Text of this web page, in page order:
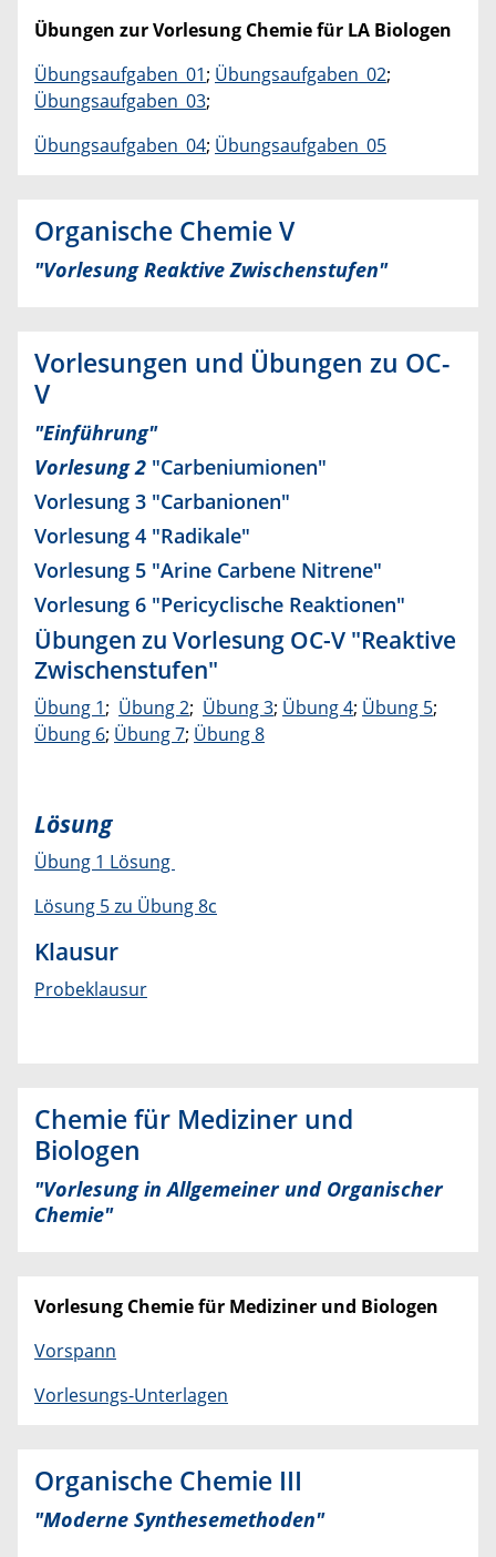
Übungen zur Vorlesung Chemie für LA Biologen
Übungsaufgaben_01; Übungsaufgaben_02;
Übungsaufgaben_03;
Übungsaufgaben_04; Übungsaufgaben_05
Organische Chemie V
"Vorlesung Reaktive Zwischenstufen"
Vorlesungen und Übungen zu OC-
V
"Einführung"
Vorlesung 2 "Carbeniumionen"
Vorlesung 3 "Carbanionen"
Vorlesung 4 "Radikale"
Vorlesung 5 "Arine Carbene Nitrene"
Vorlesung 6 "Pericyclische Reaktionen"
Übungen zu Vorlesung OC-V "Reaktive
Zwischenstufen"
Übung 1; Übung 2; Übung 3; Übung 4; Übung 5;
Übung 6; Übung 7; Übung 8
Lösung
Übung 1 Lösung
Lösung 5 zu Übung 8c
Klausur
Probeklausur
Chemie für Mediziner und
Biologen
"Vorlesung in Allgemeiner und Organischer
Chemie"
Vorlesung Chemie für Mediziner und Biologen
Vorspann
Vorlesungs-Unterlagen
Organische Chemie III
"Moderne Synthesemethoden"